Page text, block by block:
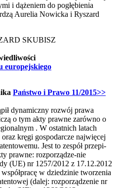
i dążeniem do pogłębienia
Aurelia Nowicka i Ryszard
SKUBISZ
europejskiego
Państwo i Prawo 11/2015>>
dynamiczny rozwój prawa
o tym akty prawne zarówno o
. W ostatnich latach
kręgi gospodarcze najwięcej
Jest to zespół przepi-
prawne: rozporządze-nie
(UE) nr 1257/2012 z 17.12.2012
w dziedzinie tworzenia
(dalej: rozporządzenie nr